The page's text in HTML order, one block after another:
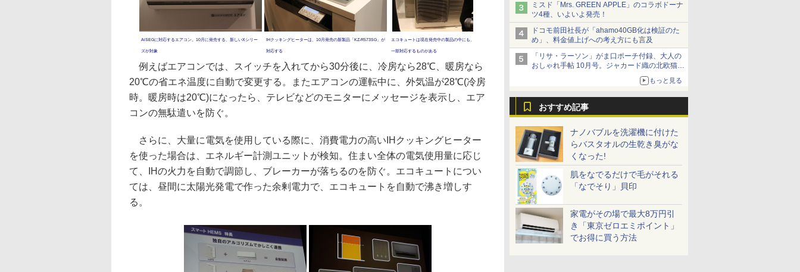
ミスド「Mrs. GREEN APPLE」のコラボドーナ
ツ4種、いよいよ発売！
ドコモ前田社長が「ahamo40GB化は検証のた
め」、料金値上げへの考え方にも言及
「リサ・ラーソン」がま口ポーチ付録、大人の
おしゃれ手帖 10月号。ジャカード織の北欧猫デ
もっと見る
おすすめ記事
ナノバブルを洗濯機に付けた
らバスタオルの生乾き臭がな
くなった!
肌をなでるだけで毛がそれる
「なでそり」貝印
家電がその場で最大8万円引
き「東京ゼロエミポイント」
でお得に買う方法
AiSEGに対応するエアコン。10月に発売する、新しいXシリー
ズが対象
IHクッキングヒーターは、10月発売の新製品「KZ-R573SG」が
対応する
エコキュートは現在発売中の製品の中にも、
一部対応するものがある
例えばエアコンでは、スイッチを入れてから30分後に、冷房なら28℃、暖房なら
20℃の省エネ温度に自動で変更する。またエアコンの運転中に、外気温が28℃(冷房
時。暖房時は20℃)になったら、テレビなどのモニターにメッセージを表示し、エア
コンの無駄遣いを防ぐ。
さらに、大量に電気を使用している際に、消費電力の高いIHクッキングヒーター
を使った場合は、エネルギー計測ユニットが検知。住まい全体の電気使用量に応じ
て、IHの火力を自動で調節し、ブレーカーが落ちるのを防ぐ。エコキュートについ
ては、昼間に太陽光発電で作った余剰電力で、エコキュートを自動で沸き増しす
る。